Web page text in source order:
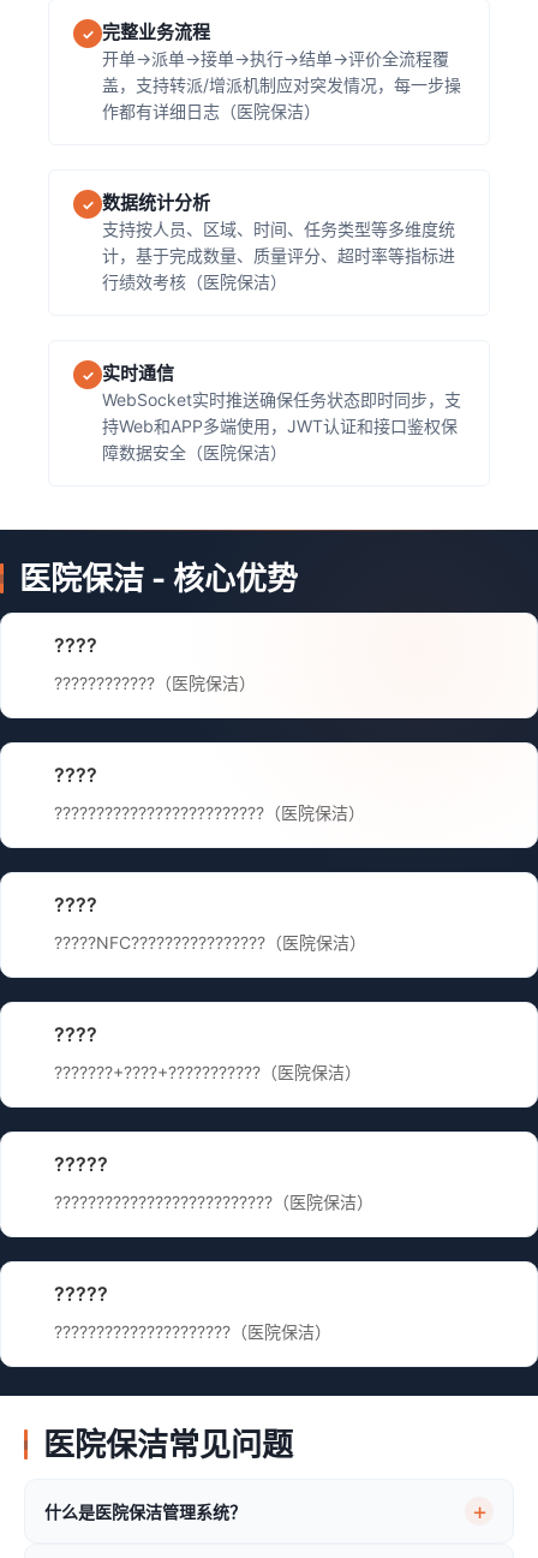
✓ 完整业务流程
开单→派单→接单→执行→结单→评价全流程覆
盖，支持转派/增派机制应对突发情况，每一步操
作都有详细日志（医院保洁）
✓ 数据统计分析
支持按人员、区域、时间、任务类型等多维度统
计，基于完成数量、质量评分、超时率等指标进
行绩效考核（医院保洁）
✓ 实时通信
WebSocket实时推送确保任务状态即时同步，支
持Web和APP多端使用，JWT认证和接口鉴权保
障数据安全（医院保洁）
医院保洁 - 核心优势
????
????????????（医院保洁）
????
?????????????????????????（医院保洁）
????
?????NFC????????????????（医院保洁）
????
???????+????+???????????（医院保洁）
?????
??????????????????????????（医院保洁）
?????
?????????????????????（医院保洁）
医院保洁常见问题
什么是医院保洁管理系统？